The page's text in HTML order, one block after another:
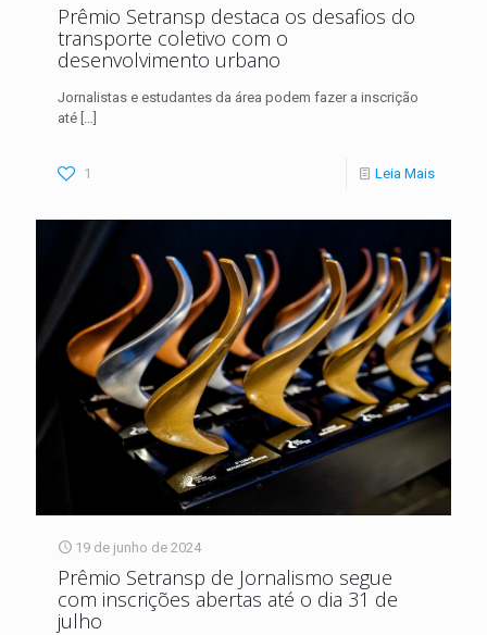
Prêmio Setransp destaca os desafios do
transporte coletivo com o
desenvolvimento urbano
Jornalistas e estudantes da área podem fazer a inscrição
até […]
1 Leia Mais
19 de junho de 2024
Prêmio Setransp de Jornalismo segue
com inscrições abertas até o dia 31 de
julho